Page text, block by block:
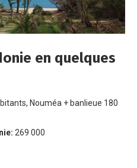
en quelques
Nouméa + banlieue 180
269 000